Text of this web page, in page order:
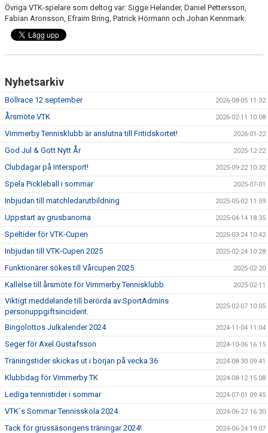
Övriga VTK-spelare som deltog var: Sigge Helander, Daniel Pettersson,
Fabian Aronsson, Efraim Bring, Patrick Hörmann och Johan Kennmark.
Nyhetsarkiv
Bollrace 12 september 2026-08-05 11:32
Årsmöte VTK 2026-02-11 10:08
Vimmerby Tennisklubb är anslutna till Fritidskortet! 2026-01-22
God Jul & Gott Nytt År 2025-12-22
Clubdagar på Intersport! 2025-09-22 10:32
Spela Pickleball i sommar 2025-07-01
Inbjudan till matchledarutbildning 2025-05-02 11:59
Uppstart av grusbanorna 2025-04-14 18:35
Speltider för VTK-Cupen 2025-03-24 10:42
Inbjudan till VTK-Cupen 2025 2025-02-24 10:28
Funktionärer sökes till Vårcupen 2025 2025-02-20
Kallelse till årsmöte för Vimmerby Tennisklubb 2025-02-11
Viktigt meddelande till berörda av SportAdmins
personuppgiftsincident.
2025-02-07 10:05
Bingolottos Julkalender 2024 2024-11-04 11:04
Seger för Axel Gustafsson 2024-10-06 16:15
Träningstider skickas ut i början på vecka 36 2024-08-30 09:41
Klubbdag för Vimmerby TK 2024-08-12 15:08
Lediga tennistider i sommar 2024-07-01 09:45
VTK´s Sommar Tennisskola 2024 2024-06-27 16:30
Tack för grussäsongens träningar 2024! 2024-06-24 19:07